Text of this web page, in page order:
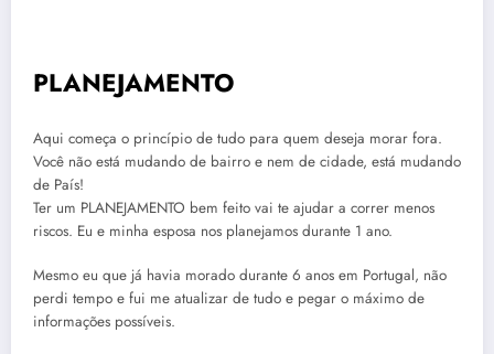
PLANEJAMENTO
Aqui começa o princípio de tudo para quem deseja morar fora.
Você não está mudando de bairro e nem de cidade, está mudando
de País!
Ter um PLANEJAMENTO bem feito vai te ajudar a correr menos
riscos. Eu e minha esposa nos planejamos durante 1 ano.
Mesmo eu que já havia morado durante 6 anos em Portugal, não
perdi tempo e fui me atualizar de tudo e pegar o máximo de
informações possíveis.